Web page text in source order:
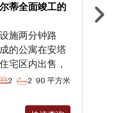
蒂全面竣工的
施两分钟路
的公寓在安塔
宅区内出售，
池和其他社会
2 2 90 平方米